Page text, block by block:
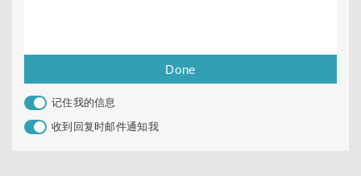
记住我的信息
收到回复时邮件通知我